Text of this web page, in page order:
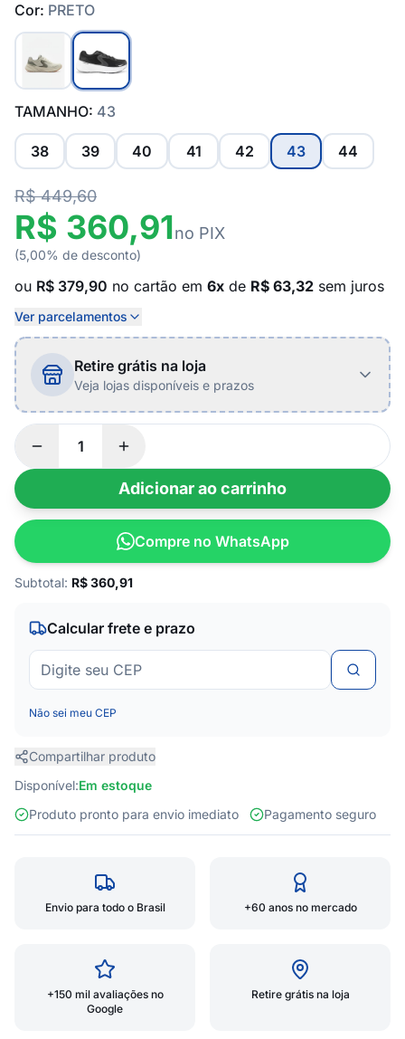
Cor: PRETO
TAMANHO: 43
38 39 40 41 42 43 44
R$ 449,60
R$ 360,91no PIX
(5,00% de desconto)
ou R$ 379,90 no cartão em 6x de R$ 63,32 sem juros
Ver parcelamentos
Retire grátis na loja
Veja lojas disponíveis e prazos
Adicionar ao carrinho
Compre no WhatsApp
Subtotal: R$360,91
Calcular frete e prazo
Não sei meu CEP
Compartilhar produto
Disponível:Em estoque
Produto pronto para envio imediato
Pagamento seguro
Envio para todo o Brasil +60 anos no mercado
+150 mil avaliações no
Google
Retire grátis na loja